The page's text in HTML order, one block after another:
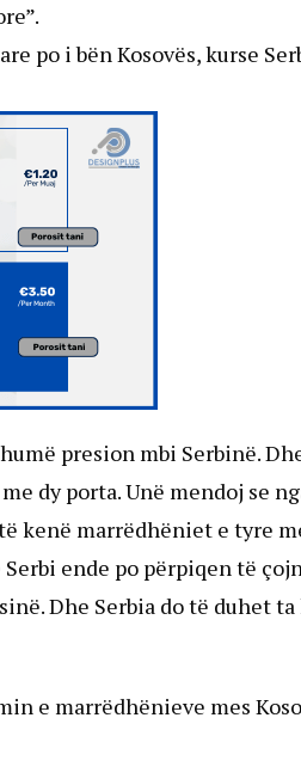
po i bën Kosovës, kurse
presion mbi Serbinë.
dy porta. Unë mendoj se
kenë marrëdhëniet e tyre
ende po përpiqen të
Dhe Serbia do të duhet
e marrëdhënieve mes